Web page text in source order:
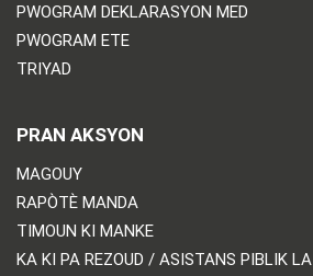
PWOGRAM DEKLARASYON MED
PWOGRAM ETE
TRIYAD
PRAN AKSYON
MAGOUY
RAPÒTÈ MANDA
TIMOUN KI MANKE
KA KI PA REZOUD / ASISTANS PIBLIK LA